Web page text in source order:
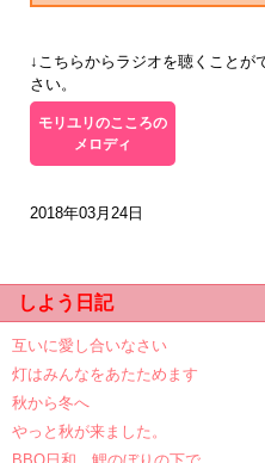
↓こちらからラジオを聴くことが
さい。
モリユリのこころの
メロディ
2018年03月24日
しよう日記
互いに愛し合いなさい
灯はみんなをあたためます
秋から冬へ
やっと秋が来ました。